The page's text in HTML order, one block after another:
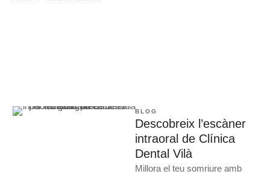
BLOG
Descobreix l’escàner
intraoral de Clínica
Dental Vilà
Millora el teu somriure amb